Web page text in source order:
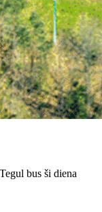
bus ši diena